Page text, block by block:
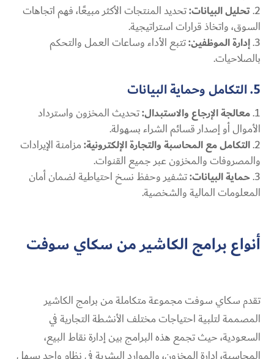
تحليل البيانات:تحديد المنتجات الأكثر مبيعًا، فهم اتجاهات
السوق، واتخاذ قرارات استراتيجية.
إدارة الموظفين:تتبع الأداء وساعات العمل والتحكم
بالصلاحيات.
5. التكامل وحماية البيانات
معالجة الإرجاع والاستبدال:تحديث المخزون واسترداد
الأموال أو إصدار قسائم الشراء بسهولة.
التكامل مع المحاسبة والتجارة الإلكترونية:مزامنة الإيرادات
والمصروفات والمخزون عبر جميع القنوات.
حماية البيانات:تشفير وحفظ نسخ احتياطية لضمان أمان
المعلومات المالية والشخصية.
أنواع برامج الكاشير من سكاي سوفت
تقدم سكاي سوفت مجموعة متكاملة من برامج الكاشير
المصممة لتلبية احتياجات مختلف الأنشطة التجارية في
السعودية، حيث تجمع هذه البرامج بين إدارة نقاط البيع،